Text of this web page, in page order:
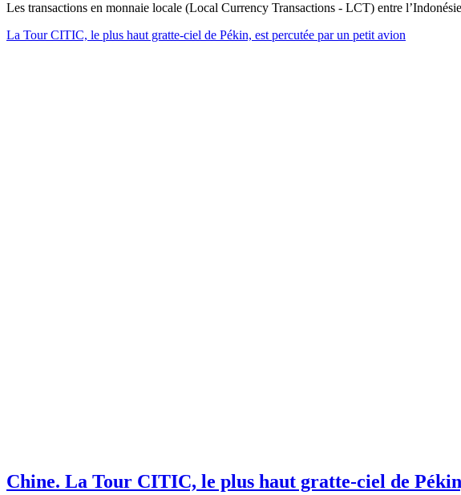
Les transactions en monnaie locale (Local Currency Transactions - LCT) entre
La Tour CITIC, le plus haut gratte-ciel de Pékin, est percutée par un petit avion
Chine. La Tour CITIC, le plus haut gratte-ciel de